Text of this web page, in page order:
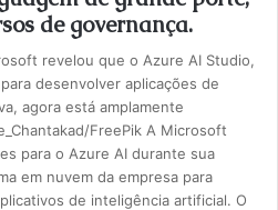
de governança.
revelou que o Azure AI Studio,
desenvolver aplicações de
agora está amplamente
FreePik A Microsoft
para o Azure AI durante sua
em nuvem da empresa para
de inteligência artificial. O